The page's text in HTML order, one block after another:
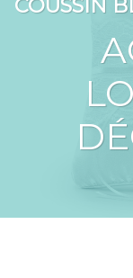
COUSSIN